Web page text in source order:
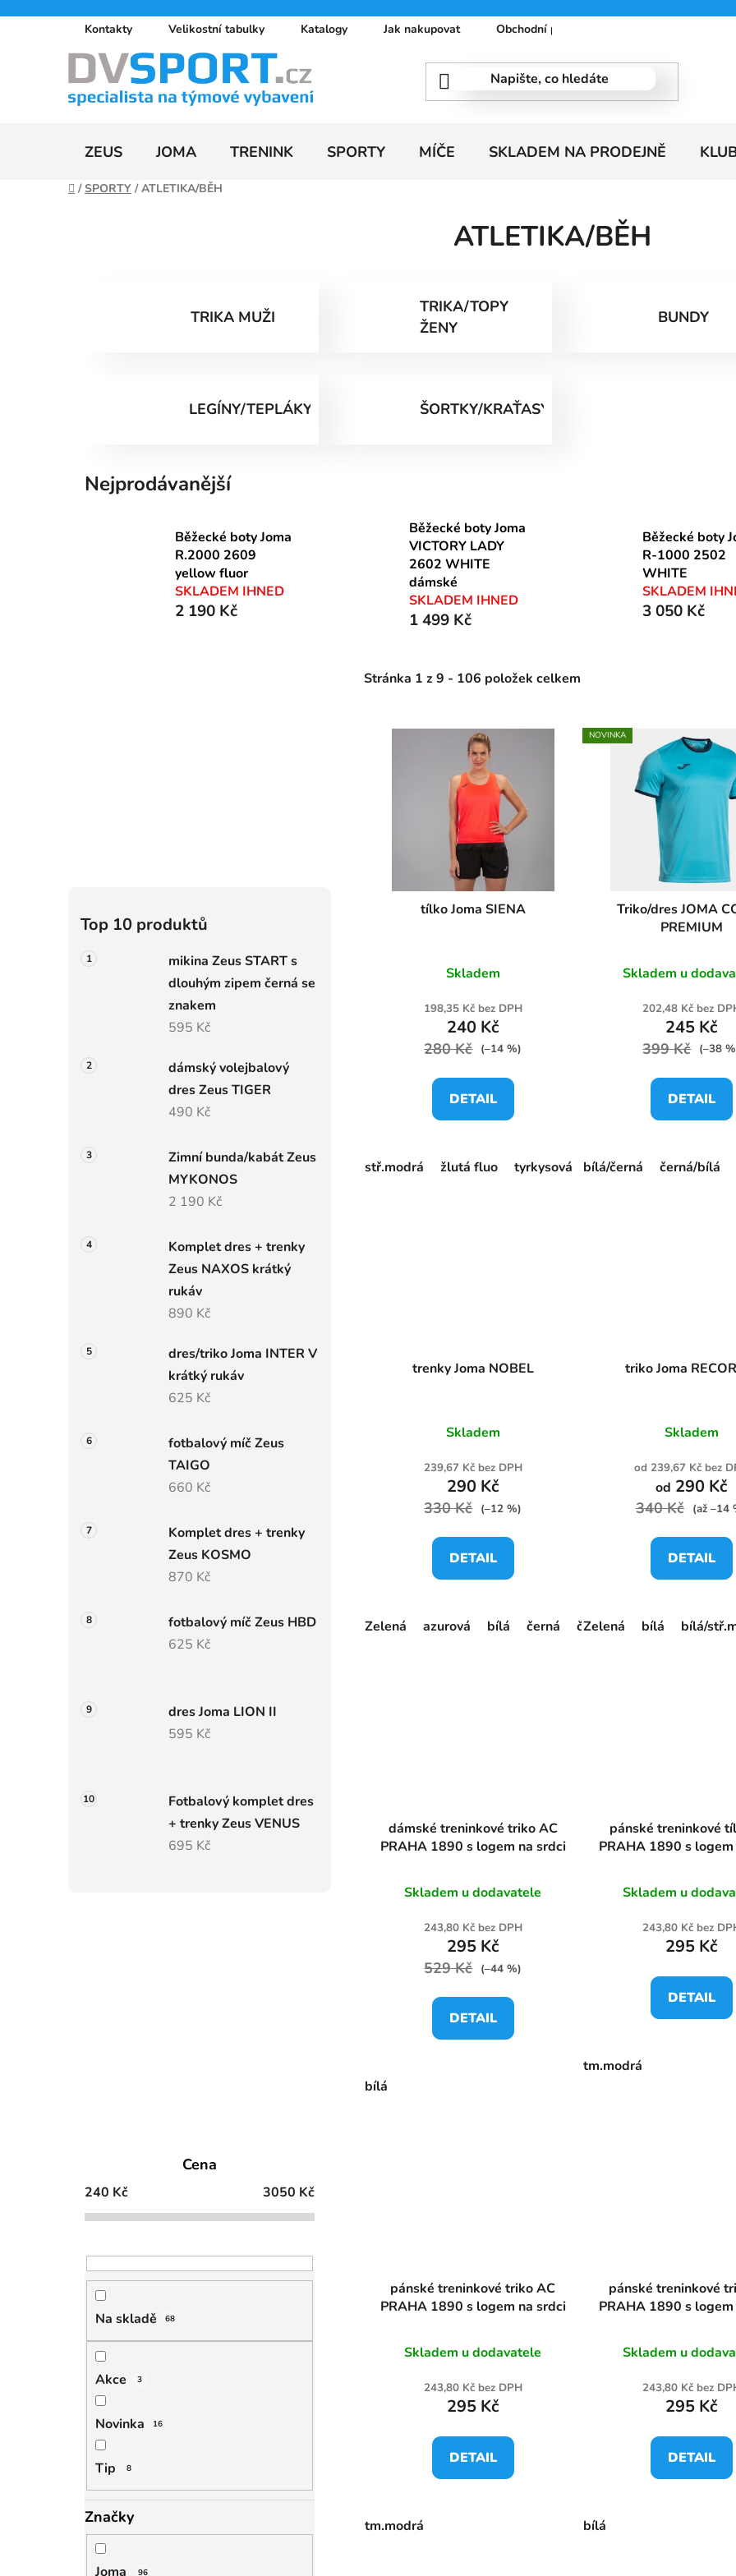
Kontakty Velikostní tabulky Katalogy Jak nakupovat Obchodní podmínky
ZEUS JOMA TRENINK SPORTY MÍČE SKLADEM NA PRODEJNĚ
Domů
/ SPORTY / ATLETIKA/BĚH
ATLETIKA/BĚH
TRIKA MUŽI
TRIKA/TOPY
ŽENY
BUNDY
LEGÍNY/TEPLÁKY ŠORTKY/KRAŤASY
Nejprodávanější
Běžecké boty Joma
R.2000 2609
yellow fluor
SKLADEM IHNED
2 190 Kč
Běžecké boty Joma
VICTORY LADY
2602 WHITE
dámské
SKLADEM IHNED
1 499 Kč
Běžecké boty
R-1000 2502
WHITE
SKLADEM
3 050 Kč
Top 10 produktů
mikina Zeus START s
dlouhým zipem černá se
znakem
595 Kč
dámský volejbalový
dres Zeus TIGER
490 Kč
Zimní bunda/kabát Zeus
MYKONOS
2 190 Kč
Komplet dres + trenky
Zeus NAXOS krátký
rukáv
890 Kč
dres/triko Joma INTER V
krátký rukáv
625 Kč
fotbalový míč Zeus
TAIGO
660 Kč
Komplet dres + trenky
Zeus KOSMO
870 Kč
fotbalový míč Zeus HBD
625 Kč
dres Joma LION II
595 Kč
Fotbalový komplet dres
+ trenky Zeus VENUS
695 Kč
Cena
240 Kč 3050 Kč
Na skladě 68
Akce 3
Novinka 16
Tip 8
Značky
Joma 96
Stránka 1 z9 - 106 položek celkem
tílko Joma SIENA
Skladem
198,35 Kč bez DPH
240 Kč
280 Kč (–14 %)
DETAIL
stř.modrá žlutá fluo tyrkysová korálová fluo
NOVINKA
Triko/dres JOMA
PREMIUM
Skladem u
202,48 Kč bez
245 Kč
399 Kč (–38
DETAIL
bílá/černá černá/bílá
trenky Joma NOBEL
Skladem
239,67 Kč bez DPH
290 Kč
330 Kč (–12 %)
DETAIL
Zelená azurová bílá černá červená granátová
triko Joma
Skladem
od 239,67 Kč bez
od 290 Kč
340 Kč (až –14
DETAIL
Zelená bílá bílá/
dámské treninkové triko AC
PRAHA 1890 s logem na srdci
Skladem u dodavatele
243,80 Kč bez DPH
295 Kč
529 Kč (–44 %)
DETAIL
bílá
pánské treninkové
PRAHA 1890 s
Skladem u
243,80 Kč bez
295 Kč
DETAIL
tm.modrá
pánské treninkové triko AC
PRAHA 1890 s logem na srdci
Skladem u dodavatele
243,80 Kč bez DPH
295 Kč
DETAIL
tm.modrá
pánské treninkové
PRAHA 1890 s
Skladem u
243,80 Kč bez
295 Kč
DETAIL
bílá